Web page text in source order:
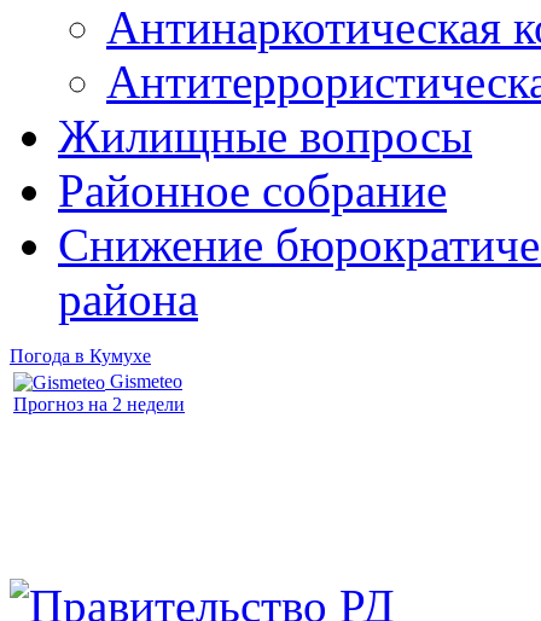
Антинаркотическая
Жилищные вопросы
Районное собрание
Снижение
района
Погода в Кумухе
Gismeteo
Прогноз на 2 недели